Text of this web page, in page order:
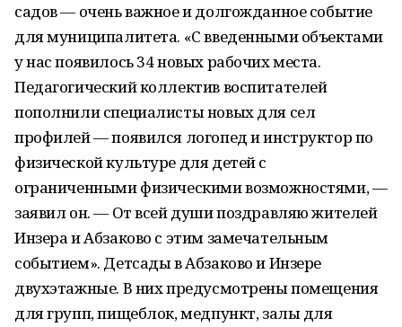
садов — очень важное и долгожданное событие
для муниципалитета. «С введенными объектами
у нас появилось 34 новых рабочих места.
Педагогический коллектив воспитателей
пополнили специалисты новых для сел
профилей — появился логопед и инструктор по
физической культуре для детей с
ограниченными физическими возможностями, —
заявил он. — От всей души поздравляю жителей
Инзера и Абзаково с этим замечательным
событием». Детсады в Абзаково и Инзере
двухэтажные. В них предусмотрены помещения
для групп, пищеблок, медпункт, залы для